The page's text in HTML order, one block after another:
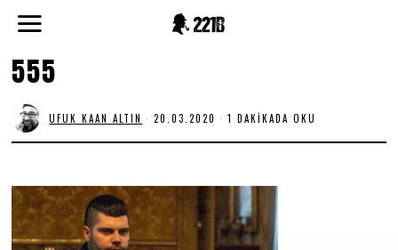
555
UFUK KAAN ALTIN 20.03.2020 1 DAKIKADA OKU